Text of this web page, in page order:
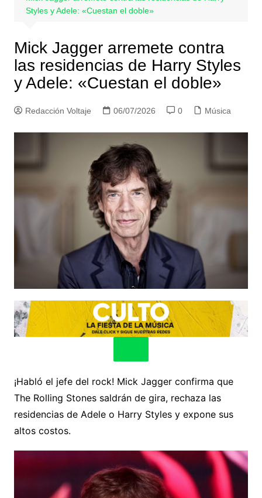
Styles y Adele: «Cuestan el doble»
Mick Jagger arremete contra
las residencias de Harry Styles
y Adele: «Cuestan el doble»
Redacción Voltaje 06/07/2026 0 Música
¡Habló el jefe del rock! Mick Jagger confirma que
The Rolling Stones saldrán de gira, rechaza las
residencias de Adele o Harry Styles y expone sus
altos costos.